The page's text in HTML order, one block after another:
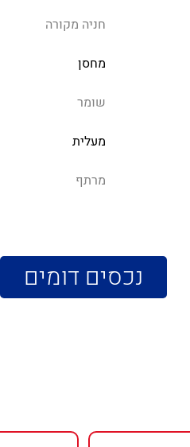
חניה מקורה
מחסן
שומר
מעלית
מרתף
נכסים דומים